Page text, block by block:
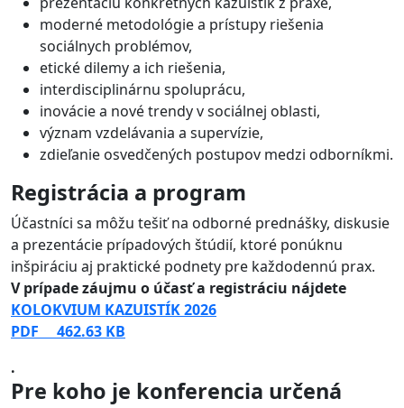
moderné metodológie a prístupy riešenia
sociálnych problémov,
etické dilemy a ich riešenia,
interdisciplinárnu spoluprácu,
inovácie a nové trendy v sociálnej oblasti,
význam vzdelávania a supervízie,
zdieľanie osvedčených postupov medzi odborníkmi.
Registrácia a program
Účastníci sa môžu tešiť na odborné prednášky, diskusie
a prezentácie prípadových štúdií, ktoré ponúknu
inšpiráciu aj praktické podnety pre každodennú prax.
V prípade záujmu o účasť a registráciu nájdete
KOLOKVIUM KAZUISTÍK 2026
PDF 462.63 KB
.
Pre koho je konferencia určená